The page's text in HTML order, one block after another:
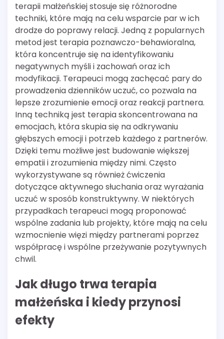
terapii małżeńskiej stosuje się różnorodne
techniki, które mają na celu wsparcie par w ich
drodze do poprawy relacji. Jedną z popularnych
metod jest terapia poznawczo-behawioralna,
która koncentruje się na identyfikowaniu
negatywnych myśli i zachowań oraz ich
modyfikacji. Terapeuci mogą zachęcać pary do
prowadzenia dzienników uczuć, co pozwala na
lepsze zrozumienie emocji oraz reakcji partnera.
Inną techniką jest terapia skoncentrowana na
emocjach, która skupia się na odkrywaniu
głębszych emocji i potrzeb każdego z partnerów.
Dzięki temu możliwe jest budowanie większej
empatii i zrozumienia między nimi. Często
wykorzystywane są również ćwiczenia
dotyczące aktywnego słuchania oraz wyrażania
uczuć w sposób konstruktywny. W niektórych
przypadkach terapeuci mogą proponować
wspólne zadania lub projekty, które mają na celu
wzmocnienie więzi między partnerami poprzez
współpracę i wspólne przeżywanie pozytywnych
chwil.
Jak długo trwa terapia
małżeńska i kiedy przynosi
efekty